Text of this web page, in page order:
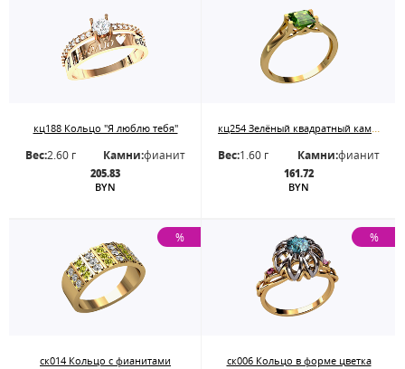
кц188 Кольцо "Я люблю тебя"
Вес:2.60 г Камни:фианит
205.83
BYN
кц254 Зелёный квадратный камень в золотом кольце.
Вес:1.60 г Камни:фианит
161.72
BYN
%
ск014 Кольцо с фианитами
%
ск006 Кольцо в форме цветка